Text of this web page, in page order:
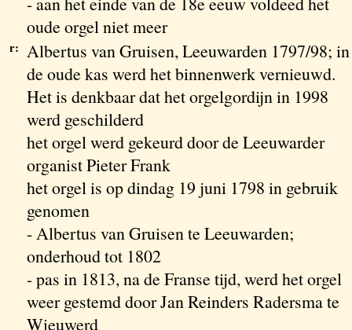
oude orgel niet meer
r: Albertus van Gruisen, Leeuwarden 1797/98; in
de oude kas werd het binnenwerk vernieuwd.
Het is denkbaar dat het orgelgordijn in 1998
werd geschilderd
het orgel werd gekeurd door de Leeuwarder
organist Pieter Frank
het orgel is op dindag 19 juni 1798 in gebruik
genomen
- Albertus van Gruisen te Leeuwarden;
onderhoud tot 1802
- pas in 1813, na de Franse tijd, werd het orgel
weer gestemd door Jan Reinders Radersma te
Wieuwerd